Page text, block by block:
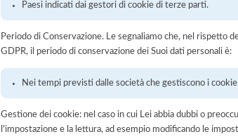
Paesi indicati dai gestori di cookie di terze parti.
Periodo di Conservazione. Le segnaliamo che, nel rispetto
GDPR, il periodo di conservazione dei Suoi dati personali è:
Nei tempi previsti dalle società che gestiscono i
Gestione dei cookie: nel caso in cui Lei abbia dubbi o
l'impostazione e la lettura, ad esempio modificando le